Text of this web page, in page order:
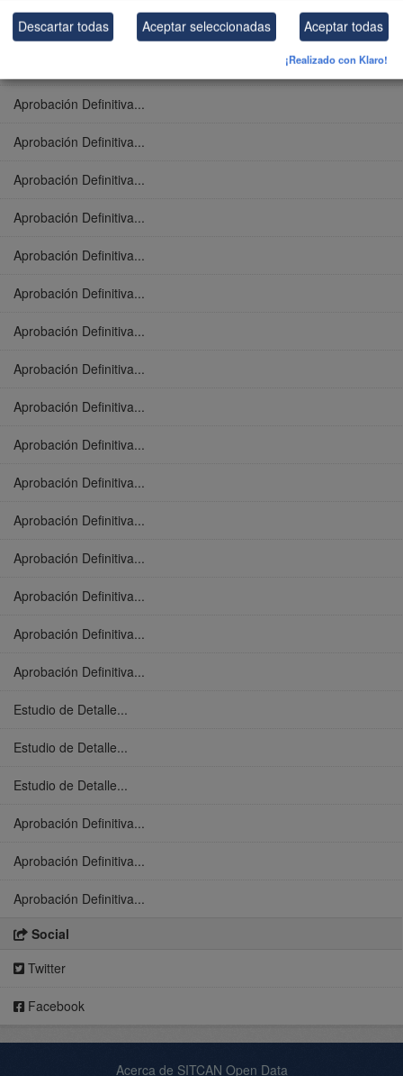
Aprobación Definitiva...
Aprobación Definitiva...
Aprobación Definitiva...
Aprobación Definitiva...
Aprobación Definitiva...
Aprobación Definitiva...
Aprobación Definitiva...
Aprobación Definitiva...
Aprobación Definitiva...
Aprobación Definitiva...
Aprobación Definitiva...
Aprobación Definitiva...
Aprobación Definitiva...
Aprobación Definitiva...
Aprobación Definitiva...
Aprobación Definitiva...
Aprobación Definitiva...
Estudio de Detalle...
Estudio de Detalle...
Estudio de Detalle...
Aprobación Definitiva...
Aprobación Definitiva...
Aprobación Definitiva...
Social
Twitter
Facebook
Acerca de SITCAN Open Data
Descartar todas Aceptar seleccionadas Aceptar todas
¡Realizado con Klaro!